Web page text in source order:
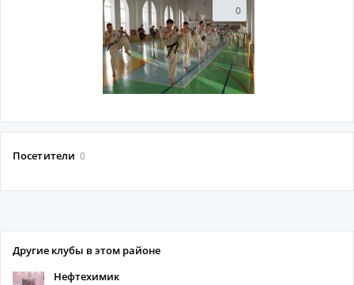
0
Посетители 0
Другие клубы в этом районе
Нефтехимик